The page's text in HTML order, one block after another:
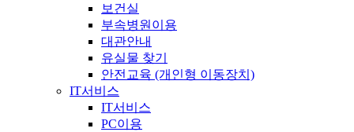
보건실
부속병원이용
대관안내
유실물 찾기
안전교육 (개인형 이동장치)
IT서비스
IT서비스
PC이용